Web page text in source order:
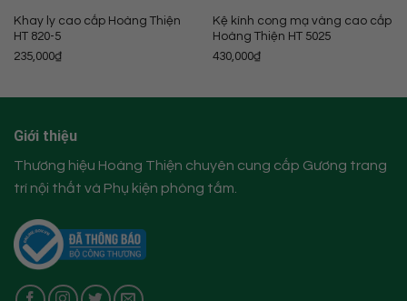
Khay ly cao cấp Hoàng Thiện
HT 820-5
235,000₫
Kệ kính cong mạ vàng cao cấp
Hoàng Thiện HT 5025
430,000₫
Giới thiệu
Thương hiệu Hoàng Thiện chuyên cung cấp Gương trang
trí nội thất và Phụ kiện phòng tắm.